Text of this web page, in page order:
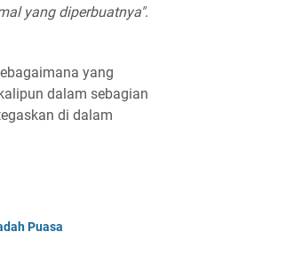
yang diperbuatnya".
yang
dalam sebagian
di dalam
Puasa